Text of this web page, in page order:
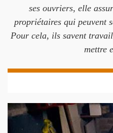
ses ouvriers, elle
propriétaires qui peuvent
Pour cela, ils savent
mettre